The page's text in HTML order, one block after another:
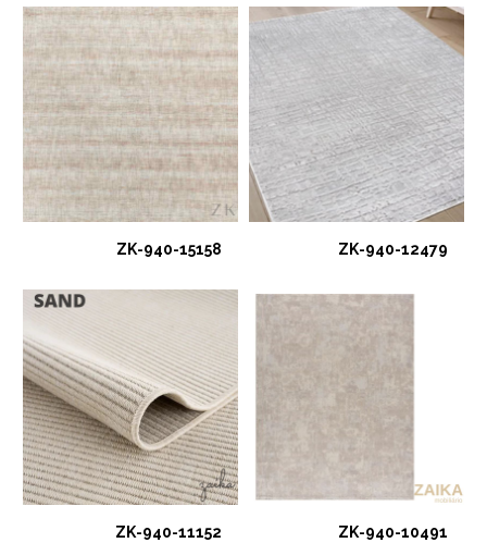
ZK-940-15158 ZK-940-12479
ZK-940-11152 ZK-940-10491